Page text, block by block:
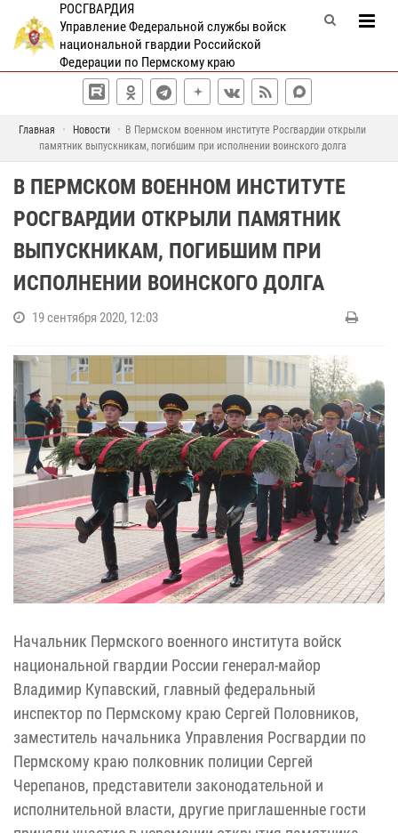
РОСГВАРДИЯ
Управление Федеральной службы войск
национальной гвардии Российской
Федерации по Пермскому краю
Главная Новости
В Пермском военном институте Росгвардии открыли
памятник выпускникам, погибшим при исполнении воинского долга
В ПЕРМСКОМ ВОЕННОМ ИНСТИТУТЕ
РОСГВАРДИИ ОТКРЫЛИ ПАМЯТНИК
ВЫПУСКНИКАМ, ПОГИБШИМ ПРИ
ИСПОЛНЕНИИ ВОИНСКОГО ДОЛГА
19 сентября 2020, 12:03
Начальник Пермского военного института войск
национальной гвардии России генерал-майор
Владимир Купавский, главный федеральный
инспектор по Пермскому краю Сергей Половников,
заместитель начальника Управления Росгвардии по
Пермскому краю полковник полиции Сергей
Черепанов, представители законодательной и
исполнительной власти, другие приглашенные гости